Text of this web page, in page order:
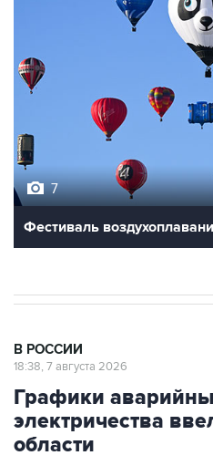
Фестиваль
Графики
электричества
области
Москва. 7 августа.